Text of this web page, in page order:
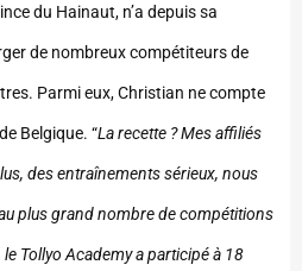
du Hainaut, n’a depuis sa
de nombreux compétiteurs de
Parmi eux, Christian ne compte
Belgique. “La recette ? Mes affiliés
des entraînements sérieux, nous
plus grand nombre de compétitions
Tollyo Academy a participé à 18